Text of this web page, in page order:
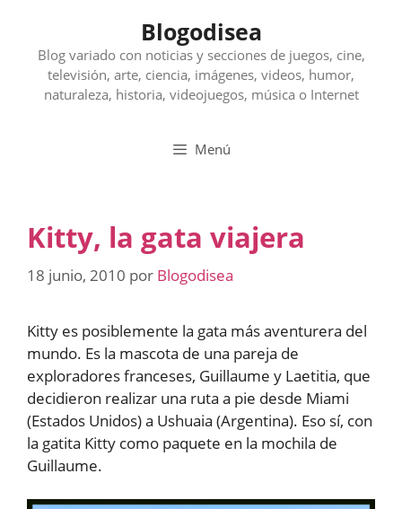
contenido
Blogodisea
Blog variado con noticias y secciones de juegos, cine,
televisión, arte, ciencia, imágenes, videos, humor,
naturaleza, historia, videojuegos, música o Internet
Menú
Kitty, la gata viajera
18 junio, 2010 por Blogodisea
Kitty es posiblemente la gata más aventurera del
mundo. Es la mascota de una pareja de
exploradores franceses, Guillaume y Laetitia, que
decidieron realizar una ruta a pie desde Miami
(Estados Unidos) a Ushuaia (Argentina). Eso sí, con
la gatita Kitty como paquete en la mochila de
Guillaume.